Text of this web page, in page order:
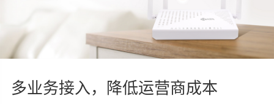
多业务接入，降低运营商成本